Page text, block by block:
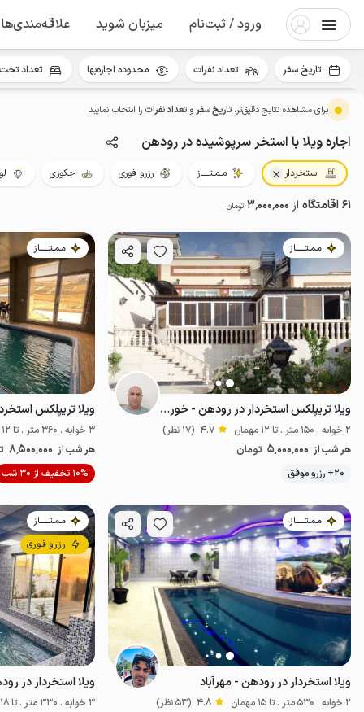
ورود / ثبت‌نام میزبان شوید علاقه‌مندی‌ها
برای مشاهده نتایج دقیق‌تر، تاریخ سفرو تعداد نفراترا انتخاب نمایید
اجاره ویلا با استخر سرپوشیده در رودهن
استخردار مـمـتــــاز رزرو فوری جکوزی
61 اقامتگاه از 3٬000٬000 تومان
مـمـتــــــاز
ویلا تریپلکس استخردار در رودهن - خورین
2 خوابه . 150 متر . تا 12 مهمان 4.7 (17 نظر)
هر شب از 5٬000٬000 تومان
20+ رزرو موفق
پت‌نواز
مـمـتــــــاز
ویلا تریپلکس
3 خوابه . 360 متر . تا 12 مهمان
هر شب از 8٬500٬000
10% تخفیف از 30 شب
مـمـتــــــاز
ویلا استخردار در رودهن - مهرآباد
2 خوابه . 530 متر . تا 15 مهمان 4.8 (53 نظر)
مـمـتــــــاز
رزرو فوری
ویلا استخردار در
3 خوابه . 330 متر . تا 18 مهمان
تاریخ سفر تعداد نفرات محدوده اجاره‌بها تعداد تخت